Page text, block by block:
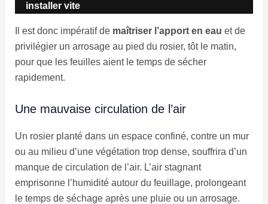
installer vite
Il est donc impératif de maîtriser l’apport en eau et de
privilégier un arrosage au pied du rosier, tôt le matin,
pour que les feuilles aient le temps de sécher
rapidement.
Une mauvaise circulation de l’air
Un rosier planté dans un espace confiné, contre un mur
ou au milieu d’une végétation trop dense, souffrira d’un
manque de circulation de l’air. L’air stagnant
emprisonne l’humidité autour du feuillage, prolongeant
le temps de séchage après une pluie ou un arrosage.